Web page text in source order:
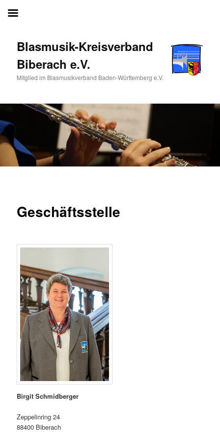
Blasmusik-Kreisverband
Biberach e.V.
Mitglied im Blasmusikverband Baden-Württemberg e.V.
Geschäftsstelle
Birgit Schmidberger
Zeppelinring 24
88400 Biberach